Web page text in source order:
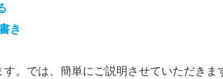
き
。では、簡単にご説明させていただきま